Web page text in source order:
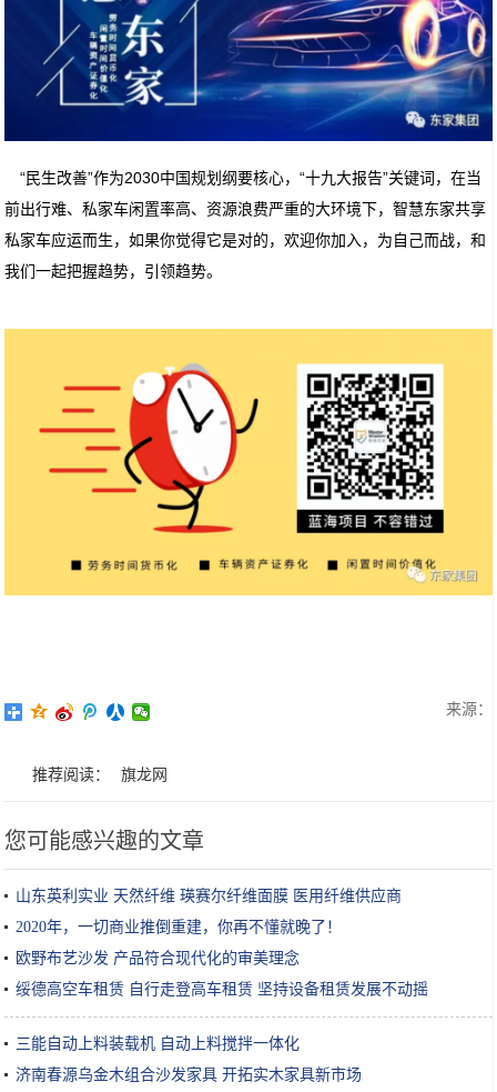
“民生改善”作为2030中国规划纲要核心，“十九大报告”关键词，在当
前出行难、私家车闲置率高、资源浪费严重的大环境下，智慧东家共享
私家车应运而生，如果你觉得它是对的，欢迎你加入，为自己而战，和
我们一起把握趋势，引领趋势。
来源：
推荐阅读： 旗龙网
您可能感兴趣的文章
山东英利实业 天然纤维 瑛赛尔纤维面膜 医用纤维供应商
2020年，一切商业推倒重建，你再不懂就晚了！
欧野布艺沙发 产品符合现代化的审美理念
绥德高空车租赁 自行走登高车租赁 坚持设备租赁发展不动摇
三能自动上料装载机 自动上料搅拌一体化
济南春源乌金木组合沙发家具 开拓实木家具新市场